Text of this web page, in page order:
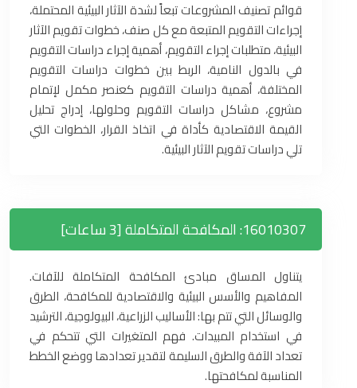
قوائم تصنيف المشروعات تبعاً لشدة الآثار البيئية المحتملة،
إجراءات التقويم المتبعة مع كل صنف، خطوات تقويم الآثار
البيئية، متطلبات إجراء التقويم، أهمية إجراء دراسات التقويم
في بالدول النامية، الربط بين خطوات دراسات التقويم
المختلفة، أهمية دراسات التقويم كعنصر مكمل لإتمام
مشروع، مشاكل دراسات التقويم وحلولها، إدراج تحليل
القيمة الاقتصادية كأداة في اتخاذ القرار، الخطوات التي
تلي دراسات تقويم الآثار البيئية.
16010307: المكافحة المتكاملة [3 ساعات]
يتناول المساق مبادئ المكافحة المتكاملة للآفات.
المفاهيم والأسس البيئية والاقتصادية للمكافحة، الطرق
والوسائل التي تتم بها: الأساليب الزراعية، البيولوجية، الترشيد
في استخدام المبيدات. فهم المتغيرات التي تتحكم في
تعداد الآفة والطرق السليمة لتقدير تعدادها ووضع الخطط
المناسبة لمكافحتها.